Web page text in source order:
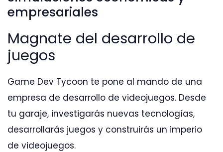
empresariales
Magnate del desarrollo de
juegos
Game Dev Tycoon te pone al mando de una
empresa de desarrollo de videojuegos. Desde
tu garaje, investigarás nuevas tecnologías,
desarrollarás juegos y construirás un imperio
de videojuegos.